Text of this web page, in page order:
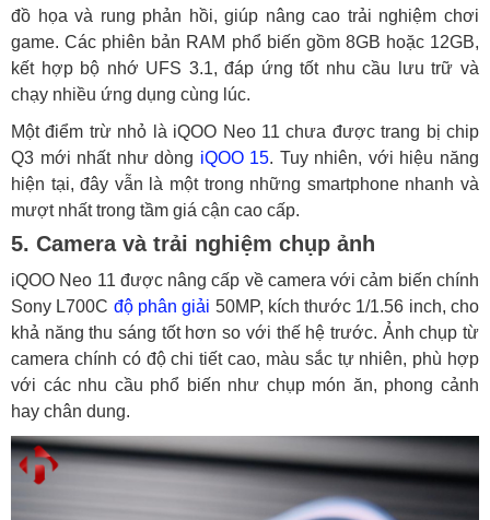
đồ họa và rung phản hồi, giúp nâng cao trải nghiệm chơi
game. Các phiên bản RAM phổ biến gồm 8GB hoặc 12GB,
kết hợp bộ nhớ UFS 3.1, đáp ứng tốt nhu cầu lưu trữ và
chạy nhiều ứng dụng cùng lúc.
Một điểm trừ nhỏ là iQOO Neo 11 chưa được trang bị chip
Q3 mới nhất như dòng iQOO 15. Tuy nhiên, với hiệu năng
hiện tại, đây vẫn là một trong những smartphone nhanh và
mượt nhất trong tầm giá cận cao cấp.
5. Camera và trải nghiệm chụp ảnh
iQOO Neo 11 được nâng cấp về camera với cảm biến chính
Sony L700C độ phân giải 50MP, kích thước 1/1.56 inch, cho
khả năng thu sáng tốt hơn so với thế hệ trước. Ảnh chụp từ
camera chính có độ chi tiết cao, màu sắc tự nhiên, phù hợp
với các nhu cầu phổ biến như chụp món ăn, phong cảnh
hay chân dung.